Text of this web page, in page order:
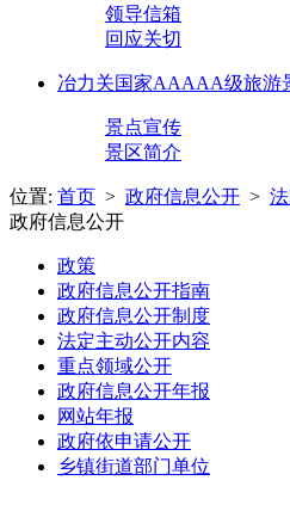
领导信箱
回应关切
冶力关国家AAAAA级旅游
景点宣传
景区简介
位置: 首页 > 政府信息公开 >
政府信息公开
政策
政府信息公开指南
政府信息公开制度
法定主动公开内容
重点领域公开
政府信息公开年报
网站年报
政府依申请公开
乡镇街道部门单位